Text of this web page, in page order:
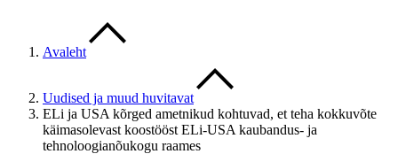
Avaleht
Uudised ja muud huvitavat
ELi ja USA kõrged ametnikud kohtuvad, et teha kokkuvõte
käimasolevast koostööst ELi-USA kaubandus- ja
tehnoloogianõukogu raames